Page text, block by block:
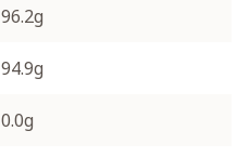
96.2g
94.9g
0.0g